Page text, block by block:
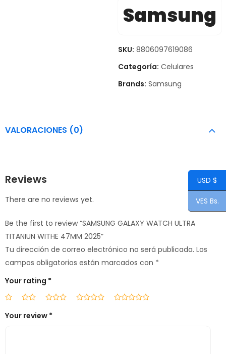
Samsung
SKU: 8806097619086
Categoría: Celulares
Brands: Samsung
VALORACIONES (0)
Reviews
There are no reviews yet.
Be the first to review “SAMSUNG GALAXY WATCH ULTRA
TITANIUN WITHE 47MM 2025”
Tu dirección de correo electrónico no será publicada. Los
campos obligatorios están marcados con *
Your rating *
Your review *
USD $
VES Bs.